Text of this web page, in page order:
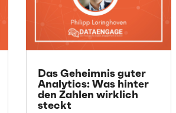
Das Geheimnis guter
Analytics: Was hinter
den Zahlen wirklich
steckt